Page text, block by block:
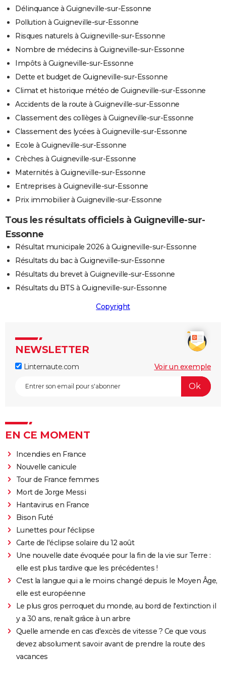
Délinquance à Guigneville-sur-Essonne
Pollution à Guigneville-sur-Essonne
Risques naturels à Guigneville-sur-Essonne
Nombre de médecins à Guigneville-sur-Essonne
Impôts à Guigneville-sur-Essonne
Dette et budget de Guigneville-sur-Essonne
Climat et historique météo de Guigneville-sur-Essonne
Accidents de la route à Guigneville-sur-Essonne
Classement des collèges à Guigneville-sur-Essonne
Classement des lycées à Guigneville-sur-Essonne
Ecole à Guigneville-sur-Essonne
Crèches à Guigneville-sur-Essonne
Maternités à Guigneville-sur-Essonne
Entreprises à Guigneville-sur-Essonne
Prix immobilier à Guigneville-sur-Essonne
Tous les résultats officiels à Guigneville-sur-
Essonne
Résultat municipale 2026 à Guigneville-sur-Essonne
Résultats du bac à Guigneville-sur-Essonne
Résultats du brevet à Guigneville-sur-Essonne
Résultats du BTS à Guigneville-sur-Essonne
Copyright
NEWSLETTER
Linternaute.com Voir un exemple
EN CE MOMENT
Incendies en France
Nouvelle canicule
Tour de France femmes
Mort de Jorge Messi
Hantavirus en France
Bison Futé
Lunettes pour l'éclipse
Carte de l'éclipse solaire du 12 août
Une nouvelle date évoquée pour la fin de la vie sur Terre :
elle est plus tardive que les précédentes !
C'est la langue qui a le moins changé depuis le Moyen Âge,
elle est européenne
Le plus gros perroquet du monde, au bord de l'extinction il
y a 30 ans, renaît grâce à un arbre
Quelle amende en cas d'excès de vitesse ? Ce que vous
devez absolument savoir avant de prendre la route des
vacances